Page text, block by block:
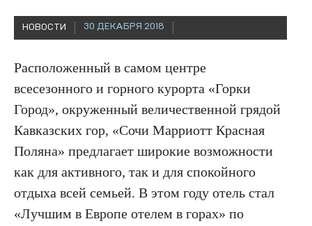
НОВОСТИ 30 ДЕКАБРЯ 2018
Расположенный в самом центре
всесезонного и горного курорта «Горки
Город», окруженный величественной грядой
Кавказских гор, «Сочи Марриотт Красная
Поляна» предлагает широкие возможности
как для активного, так и для спокойного
отдыха всей семьей. В этом году отель стал
«Лучшим в Европе отелем в горах» по